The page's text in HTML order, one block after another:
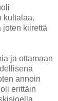
kultalaa.
joten kiirettä
ja ottamaan
annoin
erittäin